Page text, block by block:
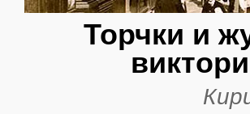
Торчки и